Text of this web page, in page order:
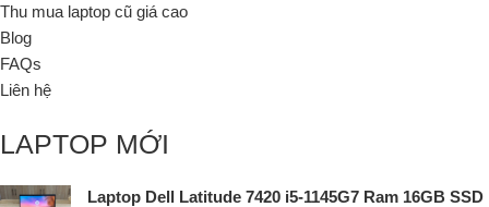
Thu mua laptop cũ giá cao
Blog
FAQs
Liên hệ
LAPTOP MỚI
Laptop Dell Latitude 7420 i5-1145G7 Ram 16GB SSD